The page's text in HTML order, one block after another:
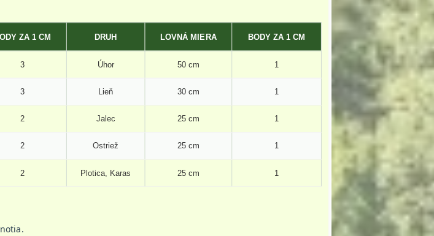
ZA 1 CM DRUH LOVNÁ MIERA BODY ZA 1 CM
3 Úhor 50 cm 1
3 Lieň 30 cm 1
2 Jalec 25 cm 1
2 Ostriež 25 cm 1
2 Plotica, Karas 25 cm 1